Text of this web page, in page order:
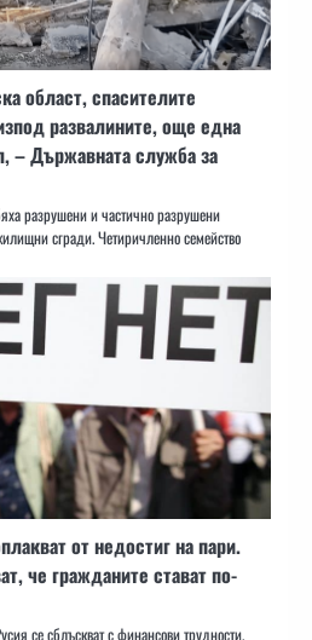
област, спасителите
развалините, още една
– Държавната служба за
разрушени и частично разрушени
сгради. Четиричленно семейство
от недостиг на пари.
че гражданите стават по-
се сблъскват с финансови трудности.